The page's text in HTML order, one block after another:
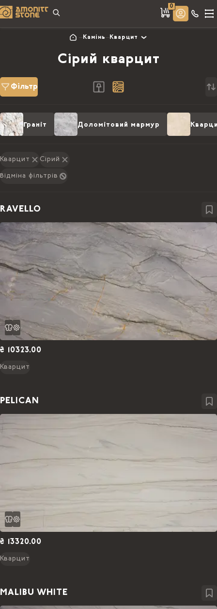
0
Камінь Кварцит
Сірий кварцит
Фільтр
Граніт Доломітовий мармур
Кварцит Сірий
Відміна фільтрів
RAVELLO
₴ 10323.00
Кварцит
PELICAN
₴ 13320.00
Кварцит
MALIBU WHITE